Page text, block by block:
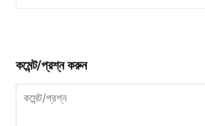
কমেন্ট/প্রশ্ন করুন